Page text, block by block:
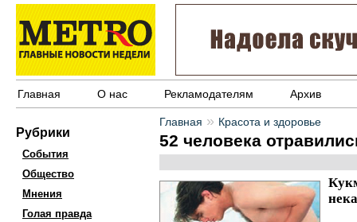
Главная О нас Рекламодателям Архив
Рубрики
События
Общество
Мнения
Голая правда
Главная » Красота и здоровье
52 человека